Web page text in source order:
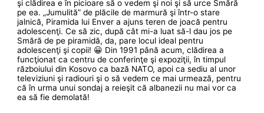
şi clădirea e în picioare să o vedem şi noi şi să urce Smără
pe ea. „Jumulită” de plăcile de marmură şi într-o stare
jalnică, Piramida lui Enver a ajuns teren de joacă pentru
adolescenţi. Ce să zic, după cât mi-a luat să-l dau jos pe
Smără de pe piramidă, da, pare locul ideal pentru
adolescenţi şi copii! 😀 Din 1991 până acum, clădirea a
funcţionat ca centru de conferinţe şi expoziţii, în timpul
războiului din Kosovo ca bază NATO, apoi ca sediu al unor
televiziuni şi radiouri şi o să vedem ce mai urmează, pentru
că în urma unui sondaj a reieşit că albanezii nu mai vor ca
ea să fie demolată!